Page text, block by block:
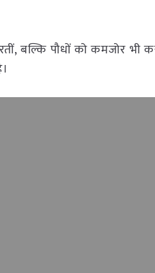
बल्कि पौधों को कमजोर भी